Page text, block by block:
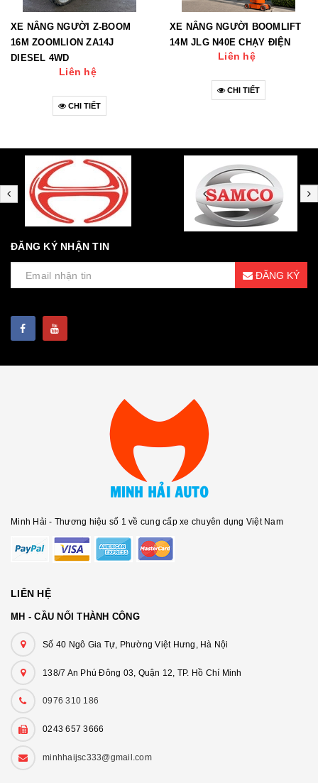
XE NÂNG NGƯỜI Z-BOOM
16M ZOOMLION ZA14J
DIESEL 4WD
Liên hệ
CHI TIẾT
XE NÂNG NGƯỜI BOOMLIFT
14M JLG N40E CHẠY ĐIỆN
Liên hệ
CHI TIẾT
ĐĂNG KÝ NHẬN TIN
ĐĂNG KÝ
Minh Hải - Thương hiệu số 1 về cung cấp xe chuyên dụng Việt Nam
LIÊN HỆ
MH - CẦU NỐI THÀNH CÔNG
Số 40 Ngô Gia Tự, Phường Việt Hưng, Hà Nội
138/7 An Phú Đông 03, Quận 12, TP. Hồ Chí Minh
0976 310 186
0243 657 3666
minhhaijsc333@gmail.com